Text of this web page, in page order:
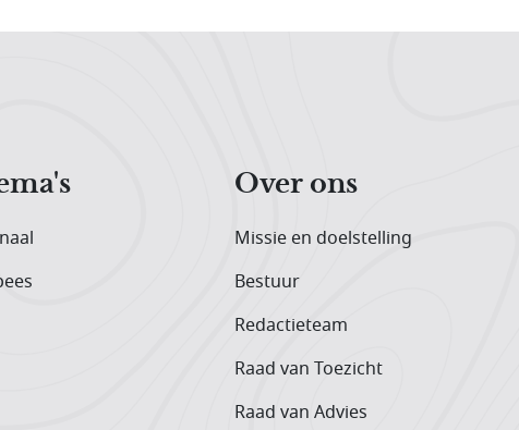
Over ons
Missie en doelstelling
Bestuur
Redactieteam
Raad van Toezicht
Raad van Advies